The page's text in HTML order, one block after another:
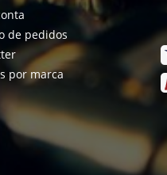
de pedidos
por marca